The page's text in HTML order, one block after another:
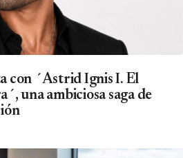
con ´Astrid Ignis I. El
una ambiciosa saga de